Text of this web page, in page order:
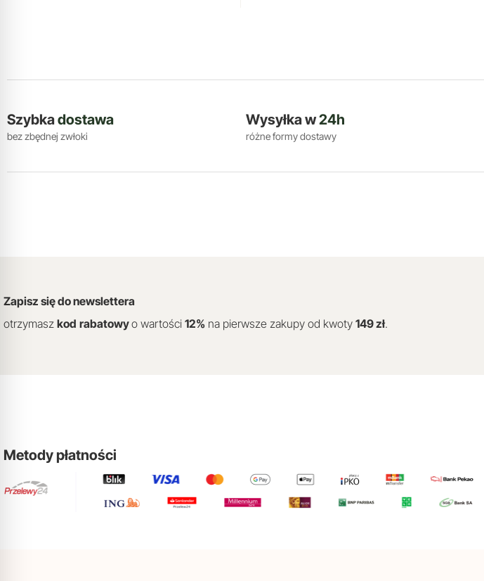
Szybkadostawa
bez zbędnej zwłoki
Wysyłka w24h
różne formy dostawy
Zapisz się do newslettera
otrzymasz kod rabatowyo wartości 12% na pierwsze zakupy od kwoty 149 zł.
Metody płatności